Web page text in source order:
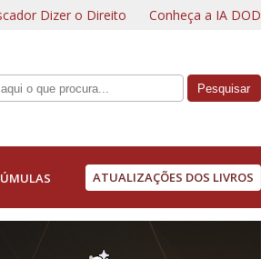
Dizer o Direito Conheça a IA DOD
ATUALIZAÇÕES DOS LIVROS